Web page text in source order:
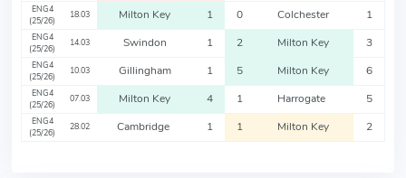
ENG4
(25/26)
18.03 Milton Key 1 0 Colchester 1
ENG4
(25/26)
14.03 Swindon 1 2 Milton Key 3
ENG4
(25/26)
10.03 Gillingham 1 5 Milton Key 6
ENG4
(25/26)
07.03 Milton Key 4 1 Harrogate 5
ENG4
(25/26)
28.02 Cambridge 1 1 Milton Key 2